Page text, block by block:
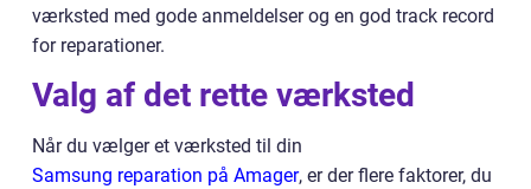
værksted med gode anmeldelser og en god track record
for reparationer.
Valg af det rette værksted
Når du vælger et værksted til din
Samsung reparation på Amager, er der flere faktorer, du